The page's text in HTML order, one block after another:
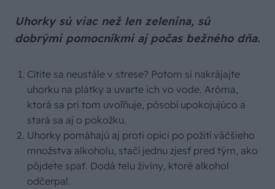
Uhorky sú viac než len zelenina, sú
dobrými pomocníkmi aj počas bežného dňa.
Cítite sa neustále v strese? Potom si nakrájajte
uhorku na plátky a uvarte ich vo vode. Aróma,
ktorá sa pri tom uvoľňuje, pôsobí upokojujúco a
stará sa aj o pokožku.
Uhorky pomáhajú aj proti opici po požití väčšieho
množstva alkoholu, stačí jednu zjesť pred tým, ako
pôjdete spať. Dodá telu živiny, ktoré alkohol
odčerpal.